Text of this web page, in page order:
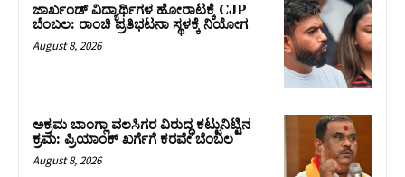
ಜಾರ್ಖಂಡ್‌ ವಿದ್ಯಾರ್ಥಿಗಳ ಹೋರಾಟಕ್ಕೆ CJP
ಬೆಂಬಲ: ರಾಂಚಿ ಪ್ರತಿಭಟನಾ ಸ್ಥಳಕ್ಕೆ ನಿಯೋಗ
August 8, 2026
ಅಕ್ರಮ ಬಾಂಗ್ಲಾ ವಲಸಿಗರ ವಿರುದ್ಧ ಕಟ್ಟುನಿಟ್ಟಿನ
ಕ್ರಮ: ಪ್ರಿಯಾಂಕ್ ಖರ್ಗೆಗೆ ಕರವೇ ಬೆಂಬಲ
August 8, 2026